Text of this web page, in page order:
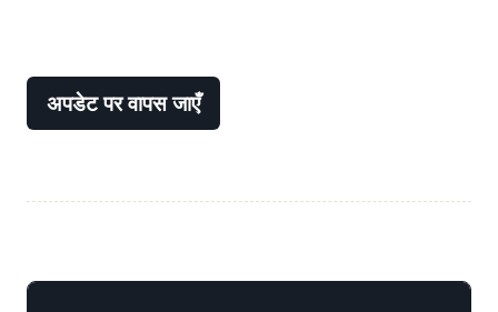
अपडेट पर वापस जाएँ